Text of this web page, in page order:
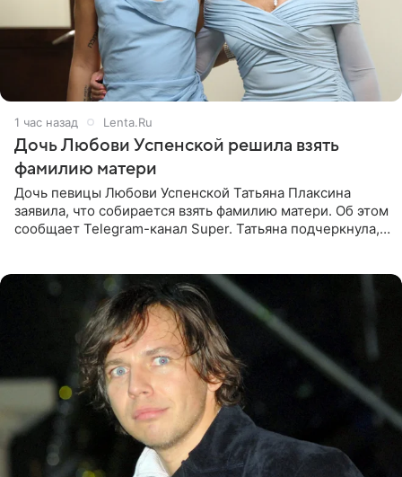
1 час назад Lenta.Ru
Дочь Любови Успенской решила взять
фамилию матери
Дочь певицы Любови Успенской Татьяна Плаксина
заявила, что собирается взять фамилию матери. Об этом
сообщает Telegram-канал Super. Татьяна подчеркнула,